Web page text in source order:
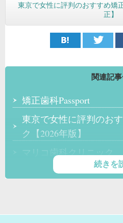
東京で女性に評判のおすすめ矯
正】
関連記
矯正歯科Passport
東京で女性に評判のお
ク【2026年版】
マリコ歯科クリニック
明海大学PDI 東京歯科